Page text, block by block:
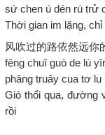
sứ chen ú dén rú trử
Thời gian im lặng,
风吹过的路依然远你
fēng chuī guò de lù
phâng truây cua tơ
Gió thổi qua, đường
rồi